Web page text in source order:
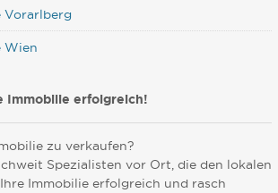
Vorarlberg
Wien
Immobilie erfolgreich!
zu verkaufen?
Spezialisten vor Ort, die den lokalen
Immobilie erfolgreich und rasch